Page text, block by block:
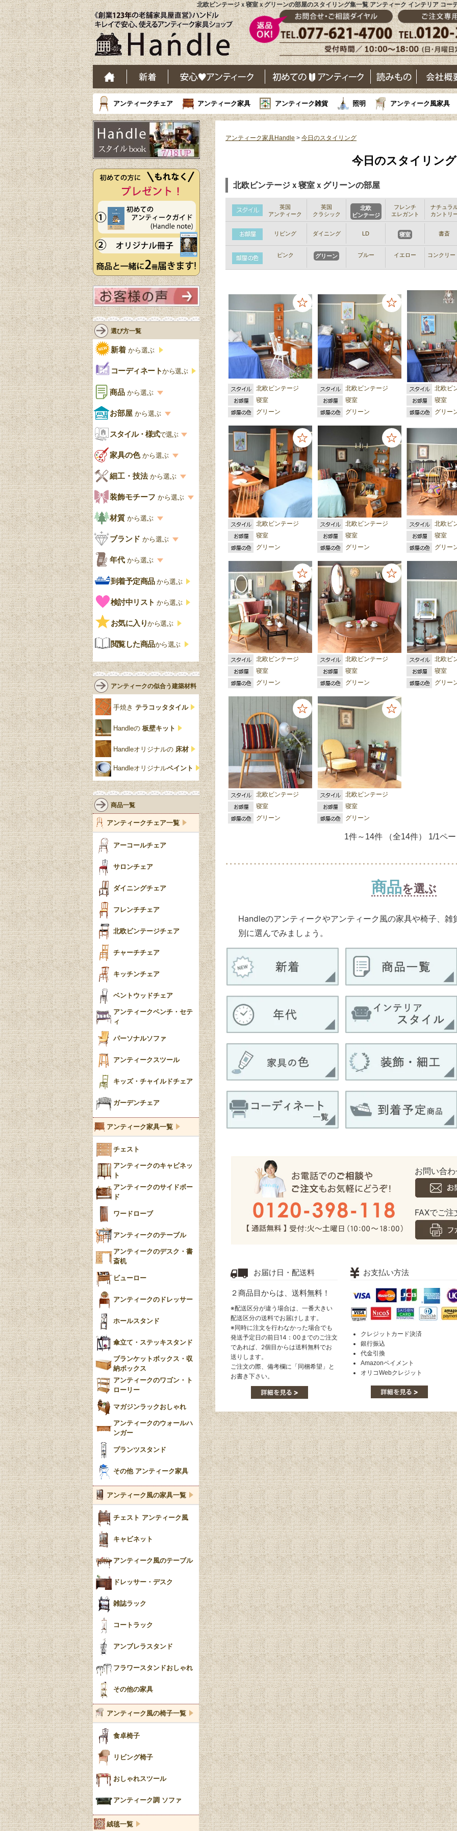
北欧ビンテージｘ寝室ｘグリーンの部屋のスタイリング集一覧 アンティーク インテリア コー
アンティークチェア アンティーク家具 アンティーク雑貨 照明 アンティーク風家具
アンティーク家具Handle > 今日のスタイリング
今日のスタイリング
北欧ビンテージｘ寝室ｘグリーンの部屋
英国
アンティーク
英国
クラシック
北欧
ビンテージ
フレンチ
エレガント
ナチュラ
カントリ
リビング ダイニング LD 寝室 書斎
ピンク グリーン ブルー イエロー コンクリー
北欧ビンテージ
寝室
グリーン
北欧ビンテージ
寝室
グリーン
北欧ビ
寝室
グリー
北欧ビンテージ
寝室
グリーン
北欧ビンテージ
寝室
グリーン
北欧ビ
寝室
グリー
北欧ビンテージ
寝室
グリーン
北欧ビンテージ
寝室
グリーン
北欧ビ
寝室
グリー
北欧ビンテージ
寝室
グリーン
北欧ビンテージ
寝室
グリーン
1件～14件 （全14件） 1/1ペ
商品を選ぶ
Handleのアンティークやアンティーク風の家具や椅子、
別に選んでみましょう。
お問い合
FAXでご
お届け日・配送料
２商品目からは、送料無料！
※配送区分が違う場合は、一番大きい
配送区分の送料でお届けします。
※同時に注文を行わなかった場合でも
発送予定日の前日14：00までのご注文
であれば、2個目からは送料無料でお
送りします。
ご注文の際、備考欄に「同梱希望」と
お書き下さい。
お支払い方法
クレジットカード決済
銀行振込
代金引換
Amazonペイメント
オリコWebクレジット
選び方一覧
新着 から選ぶ
コーディネートから選ぶ
商品 から選ぶ
商品一覧を見る
収納家具
書棚
デスクおしゃれ
食器棚おしゃれ
木製ワゴン
ェア
洋服タンス
チェストおしゃれ
クローゼット
鏡台
花台
仏壇おしゃれ
靴箱収納
スリッパ収納
壁掛け家具
パーテーション・間
仕切り
ガーデンファニチャ
ー
ミラー
花瓶おしゃれ
陶器の人形
キャンドルホルダー
お部屋 から選ぶ
お部屋から選ぶ一覧
リビング
キッチン・ダイニング
スタイル・様式で選ぶ
スタイル一覧
英国アンティーク
英国クラシック
式
エリザベス様式
ジャコビアン
ロココ様式
ミッドセンチュリー
アールデコ
家具の色から選ぶ
家具の色一覧
カスタード色
アップルパイ色
白・ホワイト
黒・ブラック
細工・技法 から選ぶ
細工・技法の一覧
象嵌・マーケットリー
寄木・パーケットリー
装飾モチーフ から選ぶ
模様の一覧
ペディメント
コーニス
グ
ストラップワーク
雷文
ビーディング
リネンフォールド
ルネット
アカンサス
パイクラスト
脚のモチーフ一覧
ターニングレッグ
バルボスレッグ
ボビンターニング
ツイスト
トライポッド
バラスター
陶磁器の模様一覧
イマリ（IMARI）
ブルー＆ホワイト
ブルーウィローパターン
Blue）
YUAN
チンツ
クリノリン
材質 から選ぶ
材質の一覧
オーク材
マホガニー
ローズウッド材
サテンウッド材
ブランド から選ぶ
ブランド一覧
Handleオリジナル
ウィリアムモリス
ロイドルーム
コントワールドファミー
ユ
ジェニファーテイラー
チェスターフィールド
リリパットレーン
アングルポイズ
ウォーカー＆ホール
年代 から選ぶ
年代別の一覧
アンティーク
ビンテージ
到着予定商品から選ぶ
検討中リスト から選ぶ
お気に入りから選ぶ
閲覧した商品から選ぶ
アンティークの似合う建築材料
手焼き テラコッタタイル
Handleの 板壁キット
Handleオリジナルの 床材
Handleオリジナルペイント
商品一覧
アンティークチェア一覧
アーコールチェア
サロンチェア
ダイニングチェア
フレンチチェア
北欧ビンテージチェア
チャーチチェア
キッチンチェア
ベントウッドチェア
アンティークベンチ・セテ
ィ
パーソナルソファ
アンティークスツール
キッズ・チャイルドチェア
ガーデンチェア
アンティーク家具一覧
チェスト
アンティークのキャビネッ
ト
アンティークのサイドボー
ド
ワードローブ
アンティークのテーブル
アンティークのデスク・書
斎机
ビューロー
アンティークのドレッサー
ホールスタンド
傘立て・ステッキスタンド
ブランケットボックス・収
納ボックス
アンティークのワゴン・ト
ローリー
マガジンラックおしゃれ
アンティークのウォールハ
ンガー
プランツスタンド
その他 アンティーク家具
アンティーク風の家具一覧
チェスト アンティーク風
キャビネット
アンティーク風のテーブル
ドレッサー・デスク
雑誌ラック
コートラック
アンブレラスタンド
フラワースタンドおしゃれ
その他の家具
アンティーク風の椅子一覧
食卓椅子
リビング椅子
おしゃれスツール
アンティーク調 ソファ
絨毯一覧